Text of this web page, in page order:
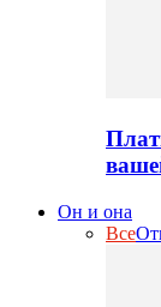
Он и она
Все